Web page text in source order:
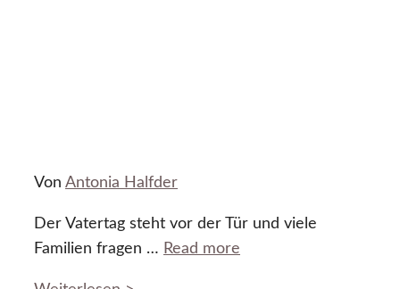
Von Antonia Halfder
Der Vatertag steht vor der Tür und viele
Familien fragen … Read more